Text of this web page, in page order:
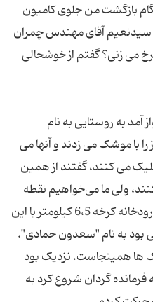
بازگشت من جلوى کامیون‏
آقاى مهندس چمران
مى ‏زنى؟ گفتم از خوشحالى
آمد به روستایى به نام
با موشک مى ‏زدند و آنها مى
مى‏ کنند، گفتند از همین
ولى ما می‌خواهیم نقطه
دقیق آن را شناسایى کنیم. در کنار رودخانه کرخه 6،5 کیلومتر با این
بود به نام "سعدون حمادى".
‏ها همین‏جاست. نزدیک بود
گردان شروع کرد به